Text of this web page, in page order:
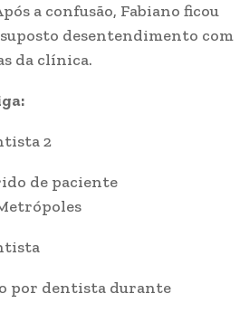
a confusão, Fabiano ficou
desentendimento com
da clínica.
2
de paciente
por dentista durante